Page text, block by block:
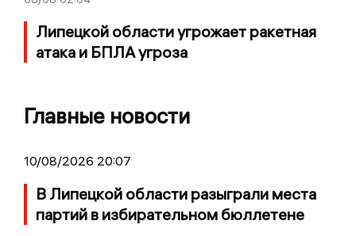
Липецкой области угрожает ракетная
атака и БПЛА угроза
Главные новости
10/08/2026 20:07
В Липецкой области разыграли места
партий в избирательном бюллетене